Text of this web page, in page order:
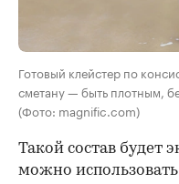
Готовый клейстер по
сметану — быть плотным,
(Фото: magnific.com)
Такой состав будет
можно